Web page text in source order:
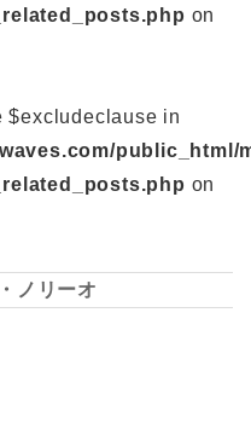
on
$excludeclause in
public_html/
on
ノリーオ